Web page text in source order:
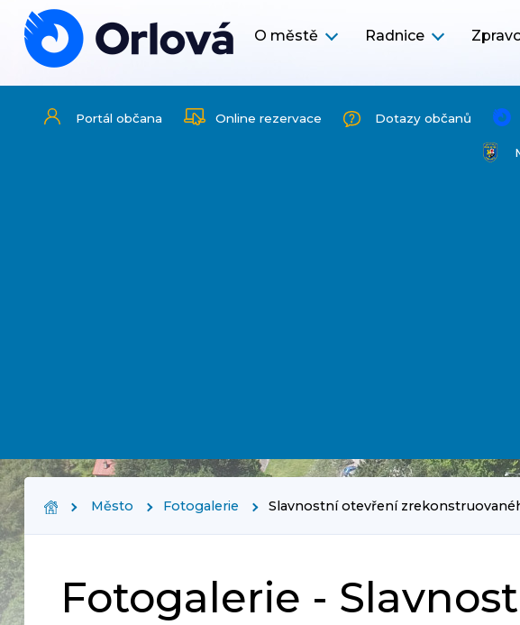
O městě Radnice
Portál občana Online rezervace Dotazy občanů
Město Fotogalerie Slavnostní otevření
Fotogalerie -